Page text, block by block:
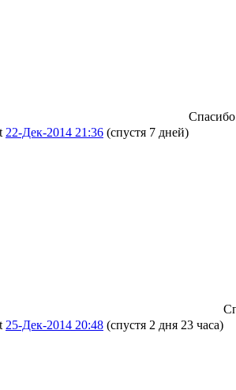
22-Дек-2014 21:36 (спустя 7 дней)
25-Дек-2014 20:48 (спустя 2 дня 23 часа)